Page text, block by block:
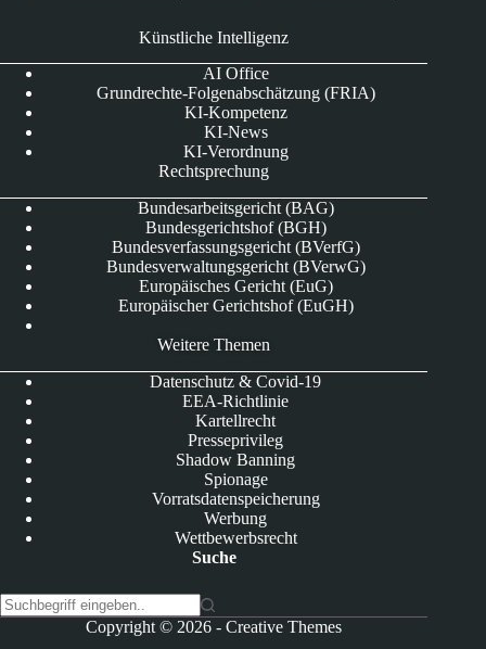
Künstliche Intelligenz
AI Office
Grundrechte-Folgenabschätzung (FRIA)
KI-Kompetenz
KI-News
KI-Verordnung
Rechtsprechung
Bundesarbeitsgericht (BAG)
Bundesgerichtshof (BGH)
Bundesverfassungsgericht (BVerfG)
Bundesverwaltungsgericht (BVerwG)
Europäisches Gericht (EuG)
Europäischer Gerichtshof (EuGH)
Weitere Themen
Datenschutz & Covid-19
EEA-Richtlinie
Kartellrecht
Presseprivileg
Shadow Banning
Spionage
Vorratsdatenspeicherung
Werbung
Wettbewerbsrecht
Suche
Copyright © 2026 -Creative Themes